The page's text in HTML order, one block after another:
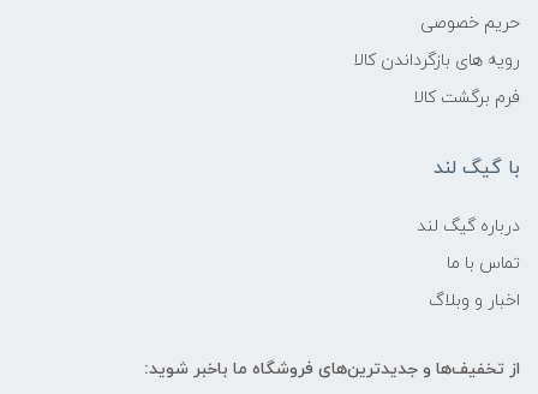
حریم خصوصی
رویه های بازگرداندن کالا
فرم برگشت کالا
با گیگ لند
درباره گیگ لند
تماس با ما
اخبار و وبلاگ
از تخفیف‌ها و جدیدترین‌های فروشگاه ما باخبر شوید: